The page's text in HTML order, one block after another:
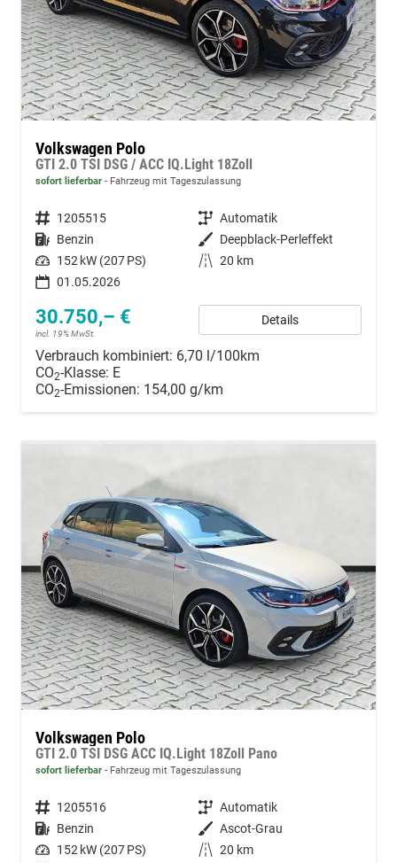
Volkswagen Polo
GTI 2.0 TSI DSG / ACC IQ.Light 18Zoll
sofort lieferbar Fahrzeug mit Tageszulassung
Fahrzeugnummer 1205515 Getriebe Automatik
Kraftstoff Benzin Außenfarbe Deepblack-Perleffekt
Leistung 152 kW (207 PS) Kilometerstand 20 km
01.05.2026
30.750,– €
incl. 19% MwSt.
Details
Verbrauch kombiniert: 6,70 l/100km
CO2-Klasse: E
CO2-Emissionen: 154,00 g/km
Volkswagen Polo
GTI 2.0 TSI DSG ACC IQ.Light 18Zoll Pano
sofort lieferbar Fahrzeug mit Tageszulassung
Fahrzeugnummer 1205516 Getriebe Automatik
Kraftstoff Benzin Außenfarbe Ascot-Grau
Leistung 152 kW (207 PS) Kilometerstand 20 km